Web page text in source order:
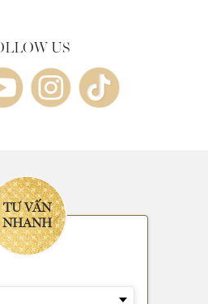
US
TƯ VẤN
NHANH